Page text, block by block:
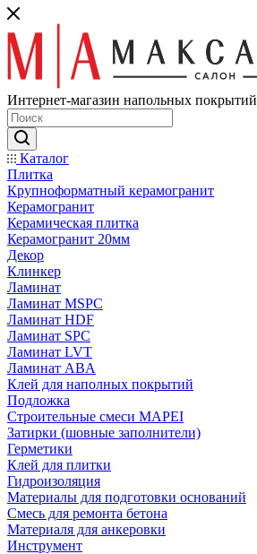
Интернет-магазин напольных покрытий
Каталог
Плитка
Крупноформатный керамогранит
Керамогранит
Керамическая плитка
Керамогранит 20мм
Декор
Клинкер
Ламинат
Ламинат MSPC
Ламинат HDF
Ламинат SPC
Ламинат LVT
Ламинат ABA
Клей для наполных покрытий
Подложка
Строительные смеси MAPEI
Затирки (шовные заполнители)
Герметики
Клей для плитки
Гидроизоляция
Материалы для подготовки оснований
Смесь для ремонта бетона
Материаля для анкеровки
Инструмент